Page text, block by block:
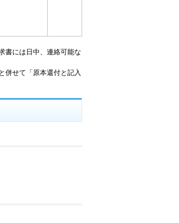
書には日中、連絡可能な
併せて「原本還付と記入